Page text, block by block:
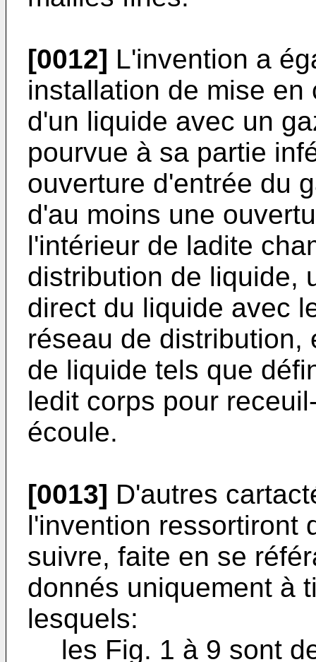
[0012] L'invention a
installation de mise
d'un liquide avec un
pourvue à sa partie
ouverture d'entrée du
d'au moins une
l'intérieur de ladite
distribution de liquide,
direct du liquide avec
réseau de distribution,
de liquide tels que
ledit corps pour
écoule.
[0013] D'autres
l'invention ressortiront
suivre, faite en se
donnés uniquement à
lesquels:
les Fig. 1 à 9 sont